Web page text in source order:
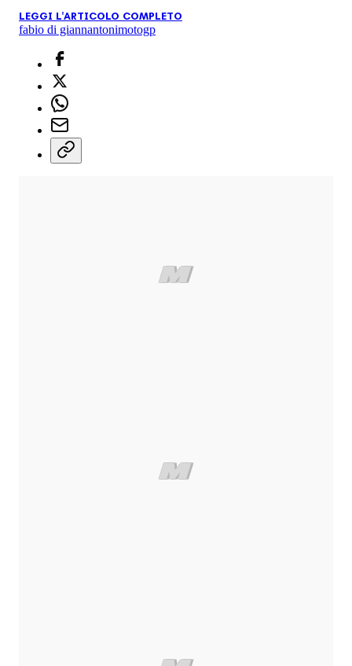
LEGGI L'ARTICOLO COMPLETO
fabio di giannantonimotogp